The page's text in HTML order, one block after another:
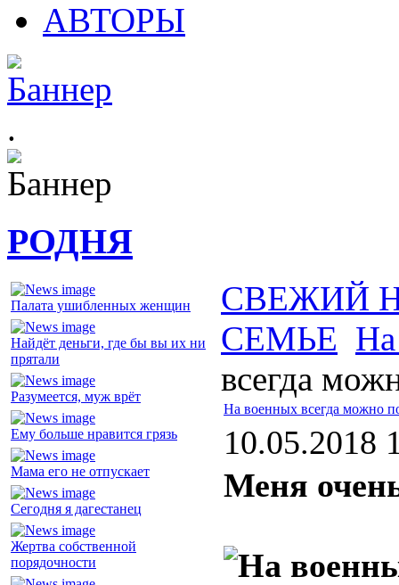
АВТОРЫ
.
РОДНЯ
Палата ушибленных женщин
Найдёт деньги, где бы вы их ни
прятали
Разумеется, муж врёт
Ему больше нравится грязь
Мама его не отпускает
Сегодня я дагестанец
Жертва собственной
порядочности
СВЕЖИЙ
СЕМЬЕ На
всегда
На военных всегда можно
10.05.2018
Меня